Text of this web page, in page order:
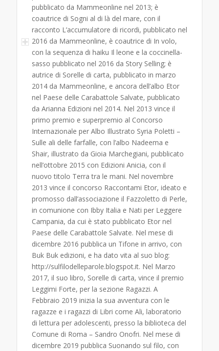
pubblicato da Mammeonline nel 2013; è
coautrice di Sogni al di là del mare, con il
racconto L’accumulatore di ricordi, pubblicato nel
2016 da Mammeonline, è coautrice di In volo,
con la sequenza di haiku Il leone e la coccinella-
sasso pubblicato nel 2016 da Story Selling; è
autrice di Sorelle di carta, pubblicato in marzo
2014 da Mammeonline, e ancora dell’albo Etor
nel Paese delle Carabattole Salvate, pubblicato
da Arianna Edizioni nel 2014. Nel 2013 vince il
primo premio e superpremio al Concorso
Internazionale per Albo Illustrato Syria Poletti –
Sulle ali delle farfalle, con l’albo Nadeema e
Shair, illustrato da Gioia Marchegiani, pubblicato
nell’ottobre 2015 con Edizioni Anicia, con il
nuovo titolo Terra tra le mani. Nel novembre
2013 vince il concorso Raccontami Etor, ideato e
promosso dall’associazione il Fazzoletto di Perle,
in comunione con Ibby Italia e Nati per Leggere
Campania, da cui è stato pubblicato Etor nel
Paese delle Carabattole Salvate. Nel mese di
dicembre 2016 pubblica un Tifone in arrivo, con
Buk Buk edizioni, e ha dato vita al suo blog:
http://sulfilodelleparole.blogspot.it. Nel Marzo
2017, il suo libro, Sorelle di carta, vince il premio
Leggimi Forte, per la sezione Ragazzi. A
Febbraio 2019 inizia la sua avventura con le
ragazze e i ragazzi di Libri come Ali, laboratorio
di lettura per adolescenti, presso la biblioteca del
Comune di Roma – Sandro Onofri. Nel mese di
dicembre 2019 pubblica Suonando sul filo, con